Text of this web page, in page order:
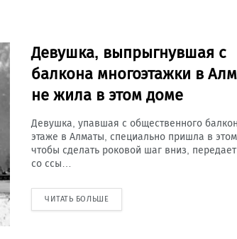
Девушка, выпрыгнувшая с
балкона многоэтажки в
не жила в этом доме
Девушка, упавшая с общественного
этаже в Алматы, специально пришла в
чтобы сделать роковой шаг вниз,
со ссы…
ЧИТАТЬ БОЛЬШЕ